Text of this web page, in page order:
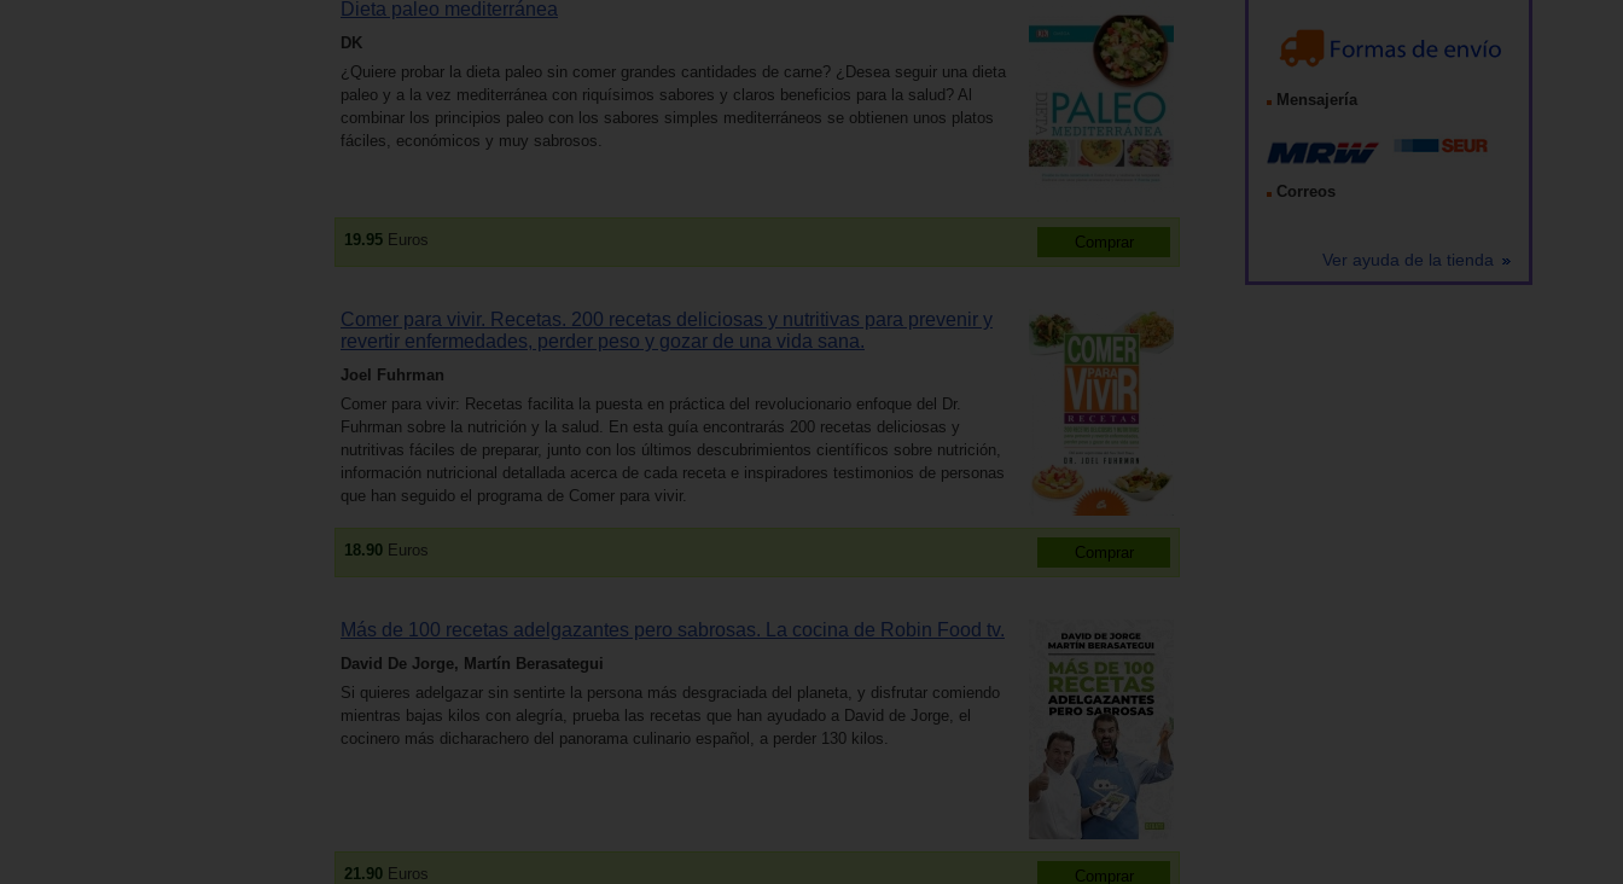
Dieta paleo mediterránea
DK
¿Quiere probar la dieta paleo sin comer grandes cantidades de carne? ¿Desea seguir una dieta
paleo y a la vez mediterránea con riquísimos sabores y claros beneficios para la salud? Al
combinar los principios paleo con los sabores simples mediterráneos se obtienen unos platos
fáciles, económicos y muy sabrosos.
19.95 Euros
Comer para vivir. Recetas. 200 recetas deliciosas y nutritivas para prevenir y
revertir enfermedades, perder peso y gozar de una vida sana.
Joel Fuhrman
Comer para vivir: Recetas facilita la puesta en práctica del revolucionario enfoque del Dr.
Fuhrman sobre la nutrición y la salud. En esta guía encontrarás 200 recetas deliciosas y
nutritivas fáciles de preparar, junto con los últimos descubrimientos científicos sobre nutrición,
información nutricional detallada acerca de cada receta e inspiradores testimonios de personas
que han seguido el programa de Comer para vivir.
18.90 Euros
Más de 100 recetas adelgazantes pero sabrosas. La cocina de Robin Food tv.
David De Jorge, Martín Berasategui
Si quieres adelgazar sin sentirte la persona más desgraciada del planeta, y disfrutar comiendo
mientras bajas kilos con alegría, prueba las recetas que han ayudado a David de Jorge, el
cocinero más dicharachero del panorama culinario español, a perder 130 kilos.
21.90 Euros
Mensajería
Correos
Ver ayuda de la tienda